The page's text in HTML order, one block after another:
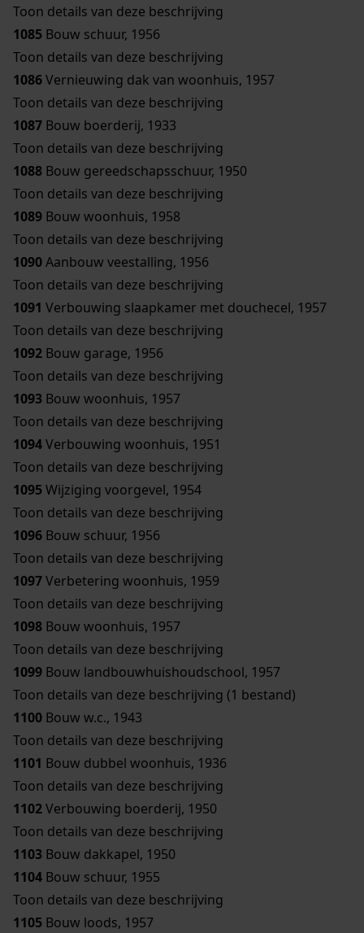
Toon details van deze beschrijving
1085 Bouw schuur, 1956
Toon details van deze beschrijving
1086Vernieuwing dak van woonhuis, 1957
Toon details van deze beschrijving
1087 Bouw boerderij, 1933
Toon details van deze beschrijving
1088 Bouw gereedschapsschuur, 1950
Toon details van deze beschrijving
1089 Bouw woonhuis, 1958
Toon details van deze beschrijving
1090Aanbouw veestalling, 1956
Toon details van deze beschrijving
1091 Verbouwing slaapkamer met douchecel, 1957
Toon details van deze beschrijving
1092 Bouw garage, 1956
Toon details van deze beschrijving
1093 Bouw woonhuis, 1957
Toon details van deze beschrijving
1094Verbouwing woonhuis, 1951
Toon details van deze beschrijving
1095Wijziging voorgevel, 1954
Toon details van deze beschrijving
1096 Bouw schuur, 1956
Toon details van deze beschrijving
1097Verbetering woonhuis, 1959
Toon details van deze beschrijving
1098 Bouw woonhuis, 1957
Toon details van deze beschrijving
1099 Bouw landbouwhuishoudschool, 1957
Toon details van deze beschrijving (1 bestand)
1100 Bouw w.c., 1943
Toon details van deze beschrijving
1101 Bouw dubbel woonhuis, 1936
Toon details van deze beschrijving
1102Verbouwing boerderij, 1950
Toon details van deze beschrijving
1103 Bouw dakkapel, 1950
1104 Bouw schuur, 1955
Toon details van deze beschrijving
1105 Bouw loods, 1957